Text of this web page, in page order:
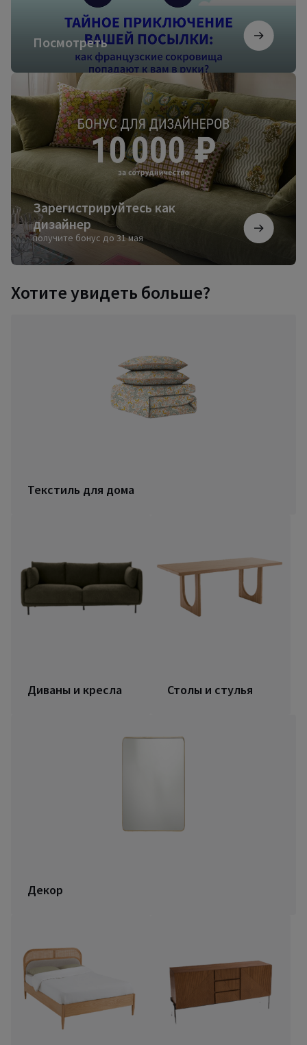
Посмотреть
Зарегистрируйтесь как
дизайнер
получите бонус до 31 мая
Зарегистрируйтесь
как
дизайнер
Хотите увидеть больше?
Текстиль для дома
Диваны и кресла Столы и стулья
Декор